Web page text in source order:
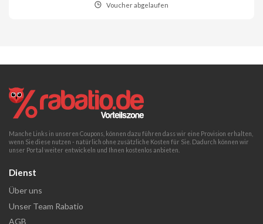
Voucher abgelaufen
Manche Links in unseren Coupons, können dazu führen dass wir eine Provision erhalten,
wenn Sie diese nutzen - natürlich ohne zusätzliche Kosten für Sie. Dadurch können wir
unser Portal weiter entwickeln und Ihnen kostenlos anbieten.
Dienst
Über uns
Unser Team Rabatio
AGB